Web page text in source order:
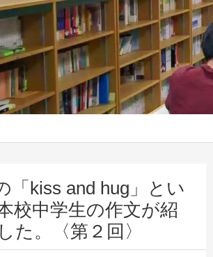
「kiss and hug」とい
校中学生の作文が紹
た。〈第２回〉